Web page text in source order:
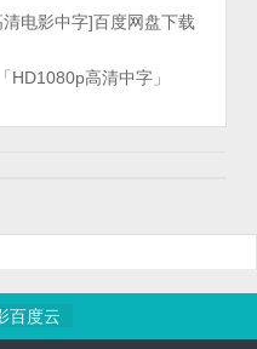
电影中字]百度网盘下载
HD1080p高清中字」
百度云